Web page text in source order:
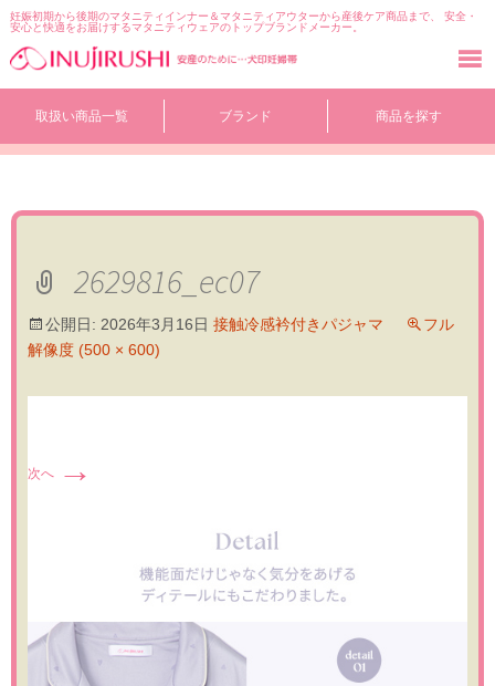
妊娠初期から後期のマタニティインナー＆マタニティアウターから産後ケア商品まで、 安全・
安心と快適をお届けするマタニティウェアのトップブランドメーカー。
テ
取扱い商品一覧 ブランド 商品を探す
2629816_ec07
公開日: 2026年3月16日 接触冷感衿付きパジャマ
フル
解像度 (500 × 600)
次へ →